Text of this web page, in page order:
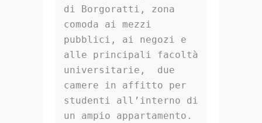
di Borgoratti, zona
comoda ai mezzi
pubblici, ai negozi e
alle principali facoltà
universitarie,  due
camere in affitto per
studenti all’interno di
un ampio appartamento.